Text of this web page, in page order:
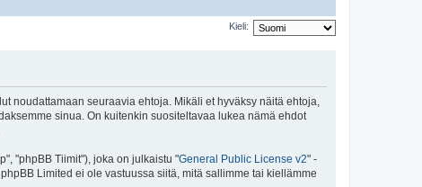
Kieli:
noudattamaan seuraavia ehtoja. Mikäli et hyväksy näitä ehtoja,
sinua. On kuitenkin suositeltavaa lukea nämä ehdot
"phpBB Tiimit"), joka on julkaistu "General Public License v2" -
Limited ei ole vastuussa siitä, mitä sallimme tai kiellämme